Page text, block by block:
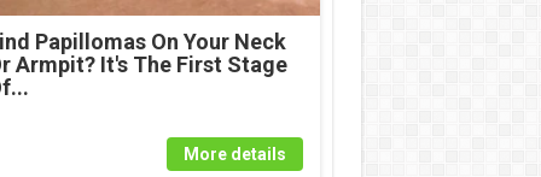
Papillomas On Your Neck
Armpit? It's The First Stage
More details